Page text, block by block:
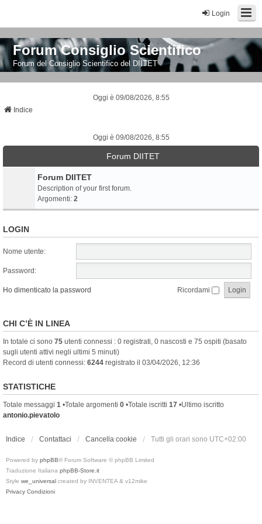
Login
Forum Consiglio Scientifico
Forum del Consiglio Scientifico del DIITET
Oggi è 09/08/2026, 8:55
Indice
Oggi è 09/08/2026, 8:55
Forum DIITET
Forum DIITET
Description of your first forum.
Argomenti: 2
LOGIN
Nome utente:
Password:
Ho dimenticato la password Ricordami
CHI C’È IN LINEA
In totale ci sono 75 utenti connessi : 0 registrati, 0 nascosti e 75 ospiti (basato
sugli utenti attivi negli ultimi 5 minuti)
Record di utenti connessi: 6244 registrato il 03/04/2026, 12:36
STATISTICHE
Totale messaggi 1 •Totale argomenti 0 •Totale iscritti 17 •Ultimo iscritto
antonio.pievatolo
Indice Contattaci Cancella cookie Tutti gli orari sono UTC+02:00
Powered by phpBB® Forum Software © phpBB Limited
Traduzione Italiana phpBB-Store.it
Style we_universal created by INVENTEA & v12mike
Privacy Condizioni